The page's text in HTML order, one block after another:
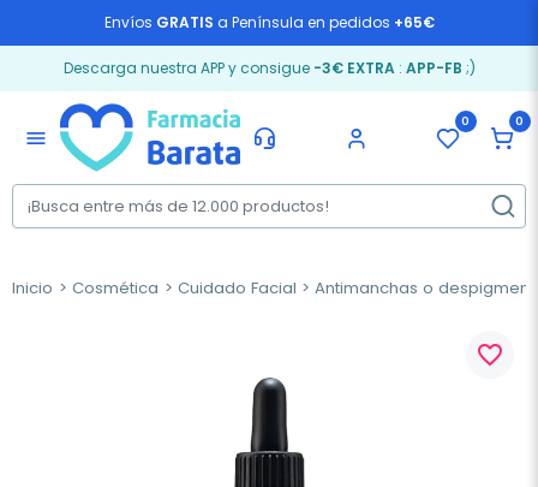
Envíos GRATIS a Península en pedidos +65€
Descarga nuestra APP y consigue -3€ EXTRA: APP-FB ;)
menu
0 0
Inicio Cosmética Cuidado Facial Antimanchas o
favorite_border